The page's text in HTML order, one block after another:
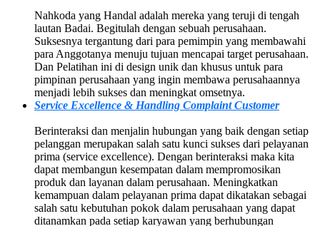
Nahkoda yang Handal adalah mereka yang teruji di tengah
lautan Badai. Begitulah dengan sebuah perusahaan.
Suksesnya tergantung dari para pemimpin yang membawahi
para Anggotanya menuju tujuan mencapai target perusahaan.
Dan Pelatihan ini di design unik dan khusus untuk para
pimpinan perusahaan yang ingin membawa perusahaannya
menjadi lebih sukses dan meningkat omsetnya.
Service Excellence & Handling Complaint Customer
Berinteraksi dan menjalin hubungan yang baik dengan setiap
pelanggan merupakan salah satu kunci sukses dari pelayanan
prima (service excellence). Dengan berinteraksi maka kita
dapat membangun kesempatan dalam mempromosikan
produk dan layanan dalam perusahaan. Meningkatkan
kemampuan dalam pelayanan prima dapat dikatakan sebagai
salah satu kebutuhan pokok dalam perusahaan yang dapat
ditanamkan pada setiap karyawan yang berhubungan